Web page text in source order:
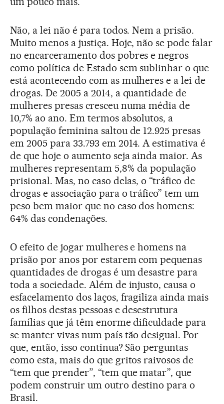
Não, a lei não é para todos. Nem a prisão.
Muito menos a justiça. Hoje, não se pode falar
no encarceramento dos pobres e negros
como política de Estado sem sublinhar o que
está acontecendo com as mulheres e a lei de
drogas. De 2005 a 2014, a quantidade de
mulheres presas cresceu numa média de
10,7% ao ano. Em termos absolutos, a
população feminina saltou de 12.925 presas
em 2005 para 33.793 em 2014. A estimativa é
de que hoje o aumento seja ainda maior. As
mulheres representam 5,8% da população
prisional. Mas, no caso delas, o “tráfico de
drogas e associação para o tráfico” tem um
peso bem maior que no caso dos homens:
64% das condenações.
O efeito de jogar mulheres e homens na
prisão por anos por estarem com pequenas
quantidades de drogas é um desastre para
toda a sociedade. Além de injusto, causa o
esfacelamento dos laços, fragiliza ainda mais
os filhos destas pessoas e desestrutura
famílias que já têm enorme dificuldade para
se manter vivas num país tão desigual. Por
que, então, isso continua? São perguntas
como esta, mais do que gritos raivosos de
“tem que prender”, “tem que matar”, que
podem construir um outro destino para o
Brasil.